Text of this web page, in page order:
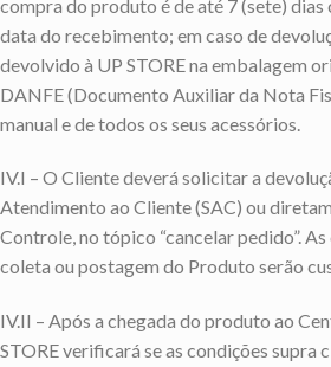
compra do produto é de até 7 (sete)
data do recebimento; em caso de
devolvido à UP STORE na embalagem
DANFE (Documento Auxiliar da Nota
manual e de todos os seus acessórios.
IV.I – O Cliente deverá solicitar a
Atendimento ao Cliente (SAC) ou
Controle, no tópico “cancelar pedido”.
coleta ou postagem do Produto serão
IV.II – Após a chegada do produto ao
STORE verificará se as condições supra